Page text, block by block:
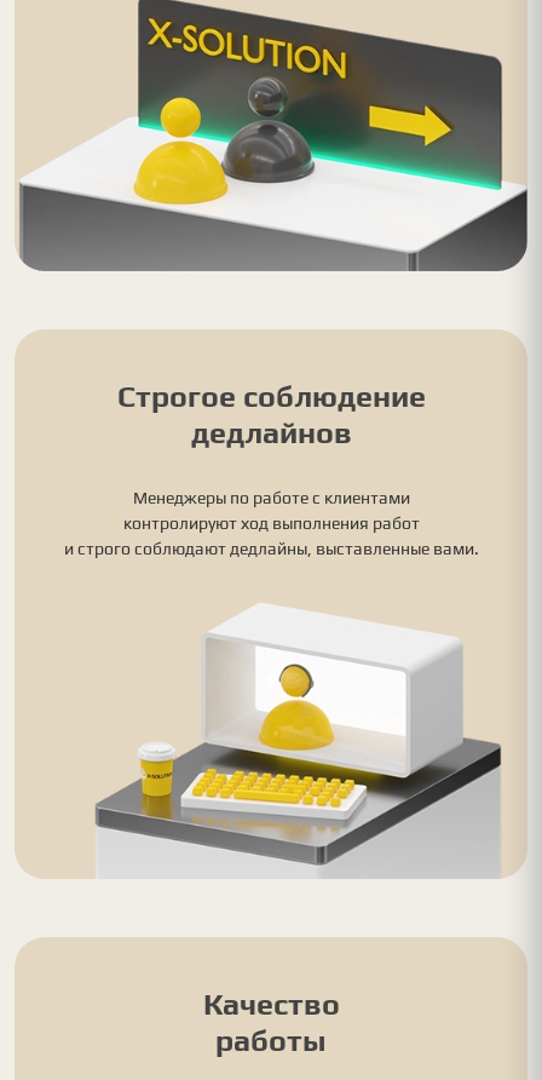
Строгое соблюдение
дедлайнов
Менеджеры по работе с клиентами
контролируют ход выполнения работ
и строго соблюдают дедлайны, выставленные вами.
Качество
работы